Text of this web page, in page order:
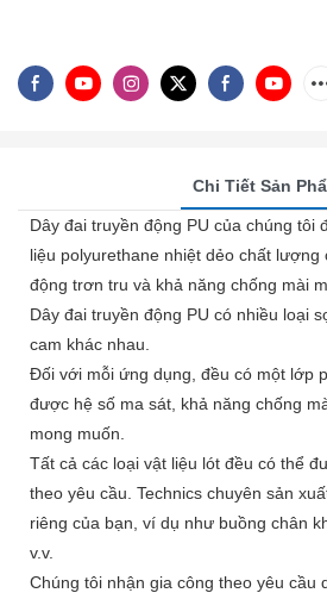
Chi Tiết Sản
Dây đai truyền động PU của chúng tôi
liệu polyurethane nhiệt dẻo chất lượng
động trơn tru và khả năng chống mài
Dây đai truyền động PU có nhiều loại
cam khác nhau.
Đối với mỗi ứng dụng, đều có một lớp
được hệ số ma sát, khả năng chống
mong muốn.
Tất cả các loại vật liệu lót đều có thể
theo yêu cầu. Technics chuyên sản
riêng của bạn, ví dụ như buồng chân
v.v.
Chúng tôi nhận gia công theo yêu cầu